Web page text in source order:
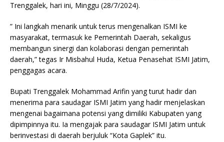
Trenggalek, hari ini, Minggu (28/7/2024).
” Ini langkah menarik untuk terus mengenalkan ISMI ke
masyarakat, termasuk ke Pemerintah Daerah, sekaligus
membangun sinergi dan kolaborasi dengan pemerintah
daerah,” tegas Ir Misbahul Huda, Ketua Penasehat ISMI Jatim,
penggagas acara.
Bupati Trenggalek Mohammad Arifin yang turut hadir dan
menerima para saudagar ISMI Jatim yang hadir menjelaskan
mengenai bagaimana potensi yang dimiliki Kabupaten yang
dipimpinnya itu. Ia mengajak para saudagar ISMI Jatim untuk
berinvestasi di daerah berjuluk “Kota Gaplek” itu.